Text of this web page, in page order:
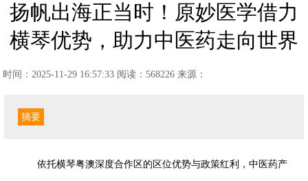
扬帆出海正当时！原妙医学借力
横琴优势，助力中医药走向世界
时间：2025-11-29 16:57:33 阅读：568226 来源：
摘要
依托横琴粤澳深度合作区的区位优势与政策红利，中医药产